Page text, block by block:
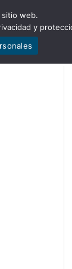
sitio web.
y